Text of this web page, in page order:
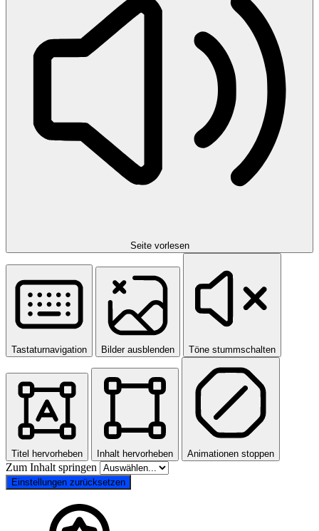
Seite vorlesen
Tastaturnavigation Bilder ausblenden Töne stummschalten
Titel hervorheben Inhalt hervorheben Animationen stoppen
Zum Inhalt springen
Einstellungen zurücksetzen